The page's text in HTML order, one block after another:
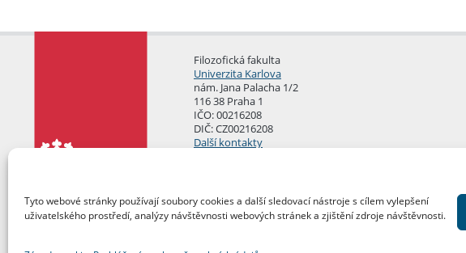
Tyto webové stránky používají soubory cookies a další sledovací nástroje s cílem vylepšení
uživatelského prostředí, analýzy návštěvnosti webových stránek a zjištění zdroje návštěvnosti.
Filozofická fakulta
Univerzita Karlova
nám. Jana Palacha 1/2
116 38 Praha 1
IČO: 00216208
DIČ: CZ00216208
Další kontakty